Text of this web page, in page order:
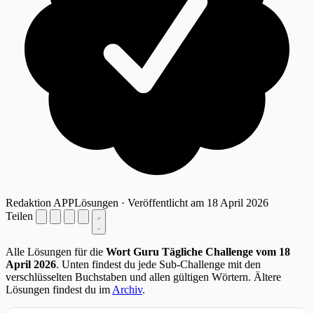
Redaktion APPLösungen · Veröffentlicht am 18 April 2026
Teilen
Alle Lösungen für die Wort Guru Tägliche Challenge vom 18
April 2026. Unten findest du jede Sub-Challenge mit den
verschlüsselten Buchstaben und allen gültigen Wörtern. Ältere
Lösungen findest du imArchiv.